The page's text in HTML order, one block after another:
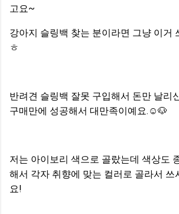
고요~
강아지 슬링백 찾는 분이라면 그냥 이거
ㅎ
반려견 슬링백 잘못 구입해서 돈만 날리
구매만에 성공해서 대만족이예요.☺🐶
저는 아이보리 색으로 골랐는데 색상도
해서 각자 취향에 맞는 컬러로 골라서 쓰
요!